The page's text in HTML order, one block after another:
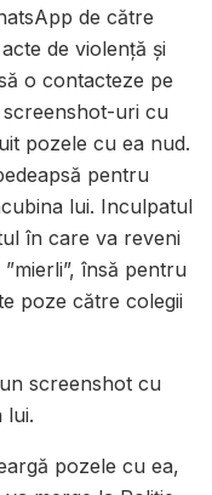
de către
de violență și
o contacteze pe
uri cu
pozele cu ea nud.
pentru
lui. Inculpatul
în care va reveni
însă pentru
poze către colegii
screenshot cu
lui.
pozele cu ea,